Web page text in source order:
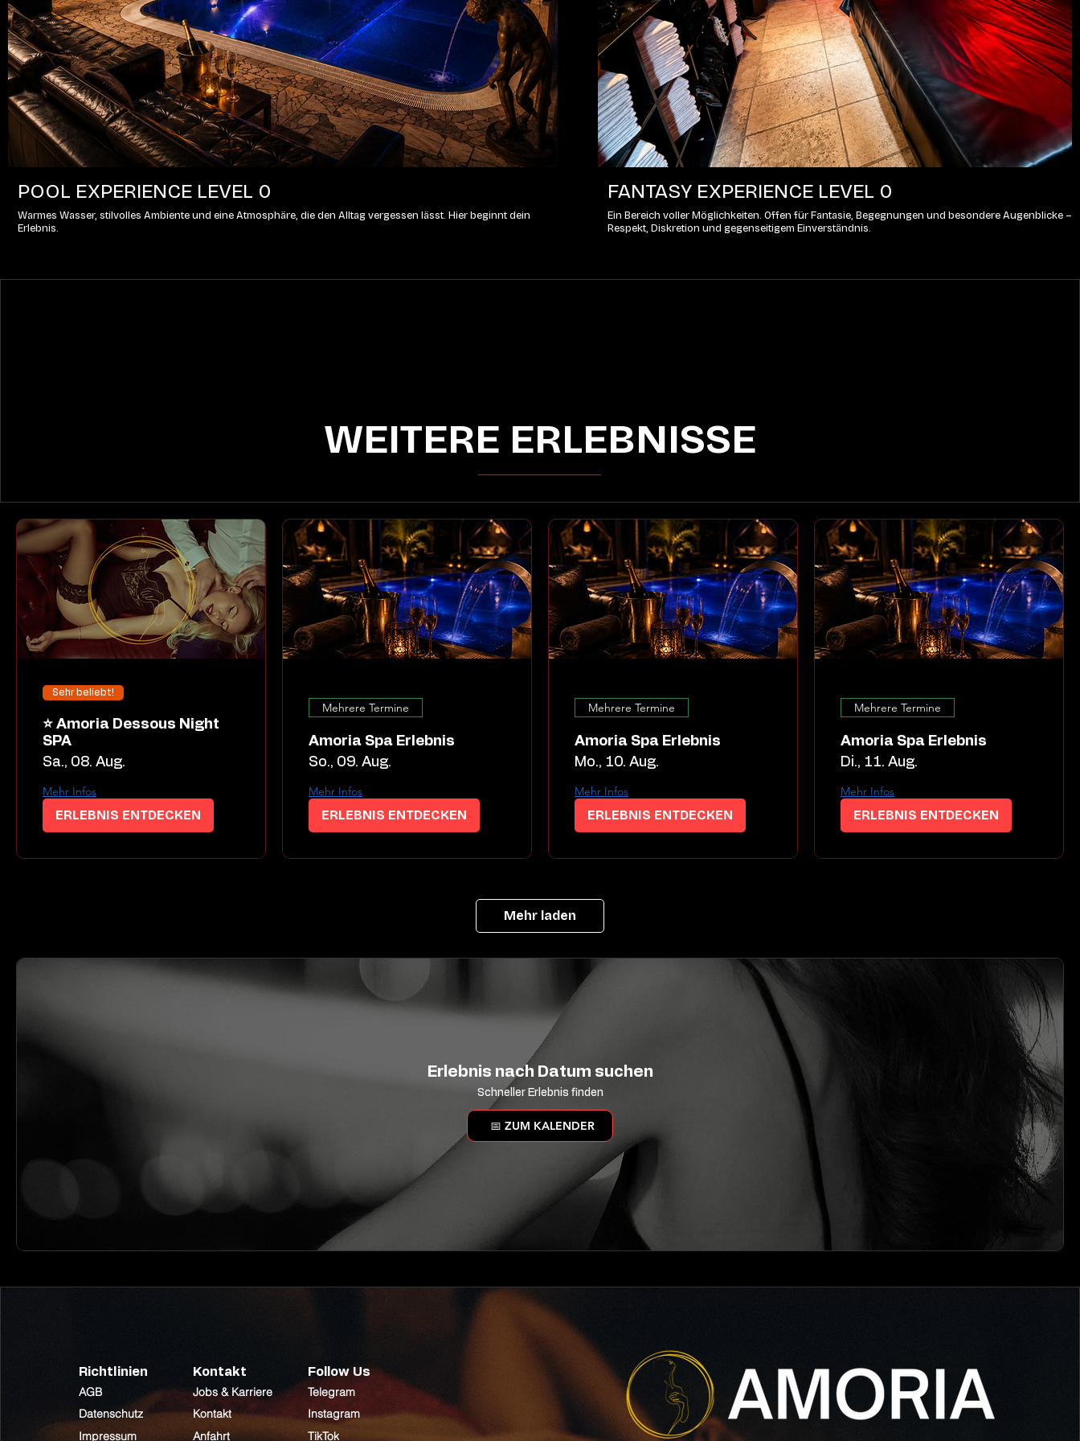
WEITERE ERLEBNISSE
POOL EXPERIENCE LEVEL 0
Warmes Wasser, stilvolles Ambiente und eine Atmosphäre, die den Alltag vergessen lässt. Hier beginnt dein
Erlebnis.
FANTASY EXPERIENCE LEVEL 0
Ein Bereich voller Möglichkeiten. Offen für Fantasie, Begegnungen und besondere Augenblicke –
Respekt, Diskretion und gegenseitigem Einverständnis.
Sehr beliebt!
⭐ Amoria Dessous Night
SPA
Sa., 08. Aug.
Mehr Infos
ERLEBNIS ENTDECKEN
Mehrere Termine
Amoria Spa Erlebnis
So., 09. Aug.
Mehr Infos
ERLEBNIS ENTDECKEN
Mehrere Termine
Amoria Spa Erlebnis
Mo., 10. Aug.
Mehr Infos
ERLEBNIS ENTDECKEN
Mehrere Termine
Amoria Spa Erlebnis
Di., 11. Aug.
Mehr Infos
ERLEBNIS ENTDECKEN
Mehr laden
Erlebnis nach Datum suchen
Schneller Erlebnis finden
📅 ZUM KALENDER
Richtlinien
AGB
Datenschutz
Impressum
Kontakt
Jobs & Karriere
Kontakt
Anfahrt
Follow Us
Telegram
Instagram
TikTok